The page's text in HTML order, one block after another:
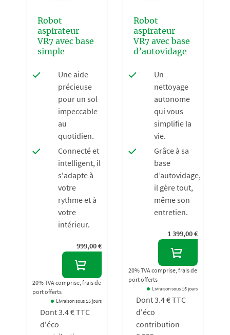
Robot
aspirateur
VR7 avec base
simple
Une aide
précieuse
pour un sol
impeccable
au
quotidien.
Connecté et
intelligent, il
s'adapte à
votre
rythme et à
votre
intérieur.
999,00 €
20% TVA comprise, frais de
port offerts
Livraison sous 15 jours
Dont 3.4 € TTC
d'éco
Robot
aspirateur
VR7 avec base
d’autovidage
Un
nettoyage
autonome
qui vous
simplifie la
vie.
Grâce à sa
base
d’autovidage,
il gère tout,
même son
entretien.
1 399,00 €
20% TVA comprise, frais de
port offerts
Livraison sous 15 jours
Dont 3.4 € TTC
d'éco
contribution